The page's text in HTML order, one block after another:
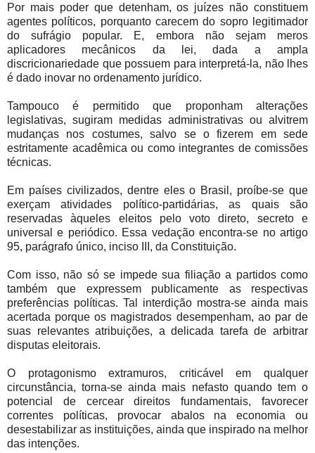
Por mais poder que detenham, os juízes não constituem
agentes políticos, porquanto carecem do sopro legitimador
do sufrágio popular. E, embora não sejam meros
aplicadores mecânicos da lei, dada a ampla
discricionariedade que possuem para interpretá-la, não lhes
é dado inovar no ordenamento jurídico.
Tampouco é permitido que proponham alterações
legislativas, sugiram medidas administrativas ou alvitrem
mudanças nos costumes, salvo se o fizerem em sede
estritamente acadêmica ou como integrantes de comissões
técnicas.
Em países civilizados, dentre eles o Brasil, proíbe-se que
exerçam atividades político-partidárias, as quais são
reservadas àqueles eleitos pelo voto direto, secreto e
universal e periódico. Essa vedação encontra-se no artigo
95, parágrafo único, inciso III, da Constituição.
Com isso, não só se impede sua filiação a partidos como
também que expressem publicamente as respectivas
preferências políticas. Tal interdição mostra-se ainda mais
acertada porque os magistrados desempenham, ao par de
suas relevantes atribuições, a delicada tarefa de arbitrar
disputas eleitorais.
O protagonismo extramuros, criticável em qualquer
circunstância, torna-se ainda mais nefasto quando tem o
potencial de cercear direitos fundamentais, favorecer
correntes políticas, provocar abalos na economia ou
desestabilizar as instituições, ainda que inspirado na melhor
das intenções.